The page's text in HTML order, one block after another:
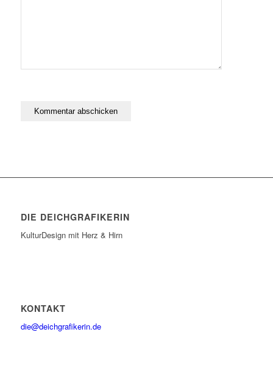
DIE DEICHGRAFIKERIN
KulturDesign mit Herz & Hirn
KONTAKT
die@deichgrafikerin.de